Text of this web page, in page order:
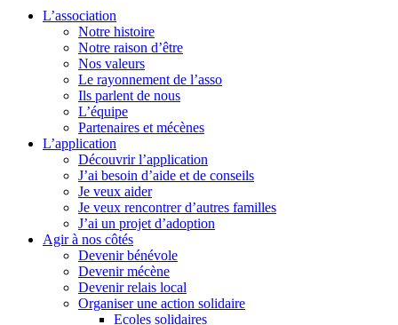
L’association
Notre histoire
Notre raison d’être
Nos valeurs
Le rayonnement de l’asso
Ils parlent de nous
L’équipe
Partenaires et mécènes
L’application
Découvrir l’application
J’ai besoin d’aide et de conseils
Je veux aider
Je veux rencontrer d’autres familles
J’ai un projet d’adoption
Agir à nos côtés
Devenir bénévole
Devenir mécène
Devenir relais local
Organiser une action solidaire
Ecoles solidaires